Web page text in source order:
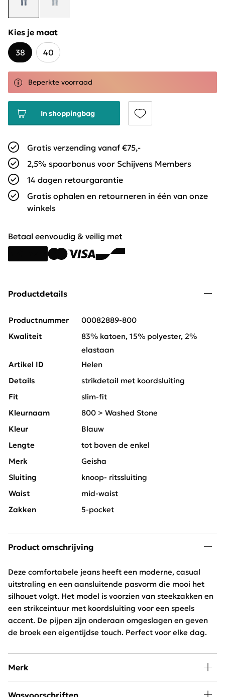
Kies je maat
38
40
Beperkte voorraad
In shoppingbag
Gratis verzending vanaf €75,-
2,5% spaarbonus voor Schijvens Members
14 dagen retourgarantie
Gratis ophalen en retourneren in één van onze
winkels
Betaal eenvoudig & veilig met
Productdetails
Productnummer
00082889-800
Kwaliteit
83% katoen, 15% polyester, 2%
elastaan
Artikel ID
Helen
Details
strikdetail met koordsluiting
Fit
slim-fit
Kleurnaam
800 > Washed Stone
Kleur
Blauw
Lengte
tot boven de enkel
Merk
Geisha
Sluiting
knoop- ritssluiting
Waist
mid-waist
Zakken
5-pocket
Product omschrijving
Deze comfortabele jeans heeft een moderne, casual
uitstraling en een aansluitende pasvorm die mooi het
silhouet volgt. Het model is voorzien van steekzakken en
een strikceintuur met koordsluiting voor een speels
accent. De pijpen zijn onderaan omgeslagen en geven
de broek een eigentijdse touch. Perfect voor elke dag.
Merk
Geisha is een super trendy damesmerk met verrassende